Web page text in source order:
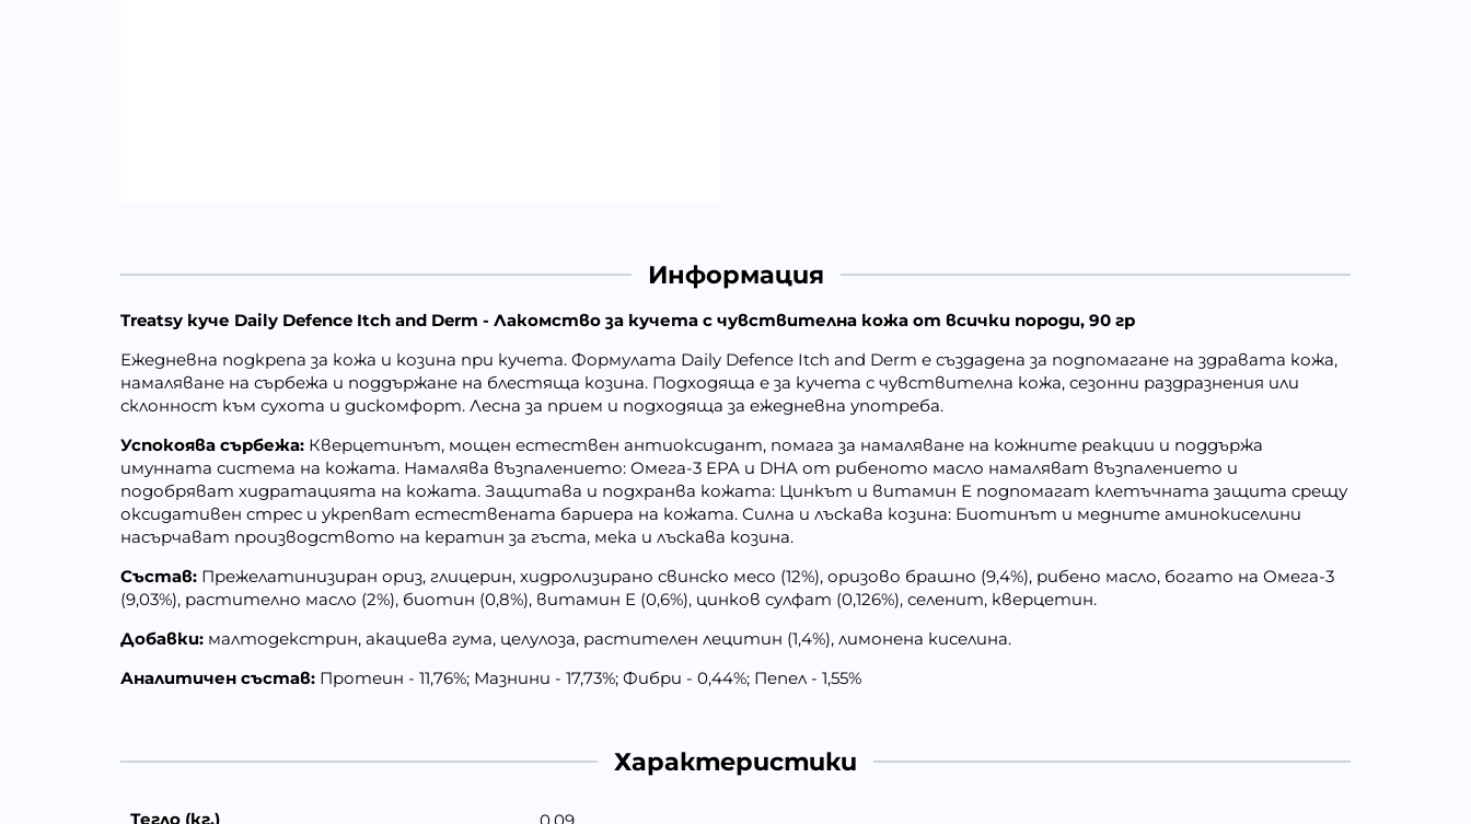
Информация
Treatsy куче Daily Defence Itch and Derm - Лакомство за кучета с чувствителна кожа от всички породи, 90 гр
Ежедневна подкрепа за кожа и козина при кучета. Формулата Daily Defence Itch and Derm е създадена за подпомагане на здравата кожа,
намаляване на сърбежа и поддържане на блестяща козина. Подходяща е за кучета с чувствителна кожа, сезонни раздразнения или
склонност към сухота и дискомфорт. Лесна за прием и подходяща за ежедневна употреба.
Успокоява сърбежа: Кверцетинът, мощен естествен антиоксидант, помага за намаляване на кожните реакции и поддържа
имунната система на кожата. Намалява възпалението: Омега-3 EPA и DHA от рибеното масло намаляват възпалението и
подобряват хидратацията на кожата. Защитава и подхранва кожата: Цинкът и витамин Е подпомагат клетъчната защита срещу
оксидативен стрес и укрепват естествената бариера на кожата. Силна и лъскава козина: Биотинът и медните аминокиселини
насърчават производството на кератин за гъста, мека и лъскава козина.
Състав: Прежелатинизиран ориз, глицерин, хидролизирано свинско месо (12%), оризово брашно (9,4%), рибено масло, богато на Омега-3
(9,03%), растително масло (2%), биотин (0,8%), витамин Е (0,6%), цинков сулфат (0,126%), селенит, кверцетин.
Добавки: малтодекстрин, акациева гума, целулоза, растителен лецитин (1,4%), лимонена киселина.
Аналитичен състав: Протеин - 11,76%; Мазнини - 17,73%; Фибри - 0,44%; Пепел - 1,55%
Характеристики
Тегло (кг.)